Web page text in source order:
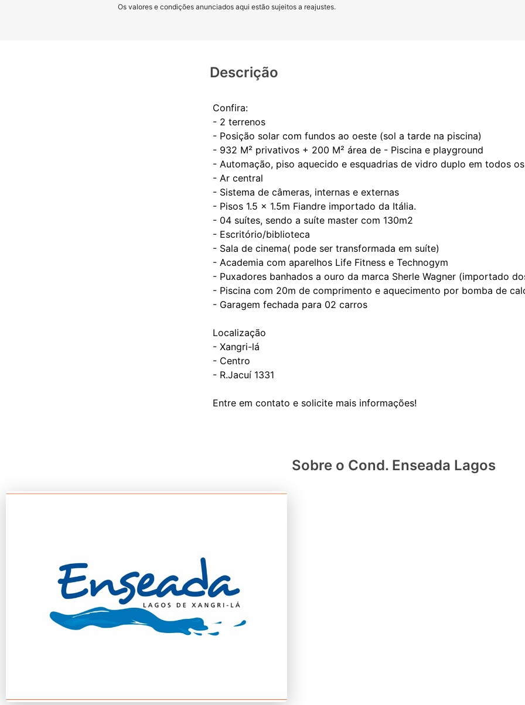
Os valores e condições anunciados aqui estão sujeitos a reajustes.
Descrição
Confira:
- 2 terrenos
- Posição solar com fundos ao oeste (sol a tarde na piscina)
- 932 M² privativos + 200 M² área de - Piscina e playground
- Automação, piso aquecido e esquadrias de vidro duplo em todos
- Ar central
- Sistema de câmeras, internas e externas
- Pisos 1.5 x 1.5m Fiandre importado da Itália.
- 04 suítes, sendo a suíte master com 130m2
- Escritório/biblioteca
- Sala de cinema( pode ser transformada em suíte)
- Academia com aparelhos Life Fitness e Technogym
- Puxadores banhados a ouro da marca Sherle Wagner (importado
- Piscina com 20m de comprimento e aquecimento por bomba de
- Garagem fechada para 02 carros
Localização
- Xangri-lá
- Centro
- R.Jacuí 1331
Sobre o Cond. Enseada Lagos